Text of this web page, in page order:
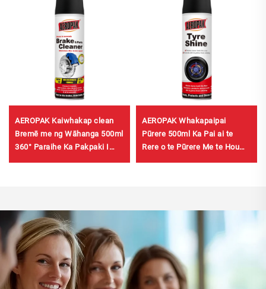
AEROPAK Kaiwhakap clean
Bremē me ng Wāhanga 500ml
360° Paraihe Ka Pakpaki I
AEROPAK Whakapaipai
Pūrere 500ml Ka Pai ai te
Rere o te Pūrere Me te Hou